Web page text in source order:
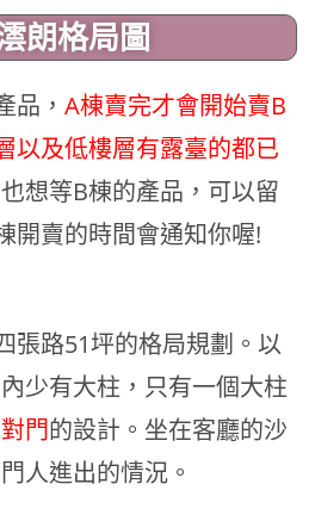
朗格局圖
品， A棟賣完才會開始賣B
以及低樓層有露臺的都已
想等B棟的產品，可以留
開賣的時間會通知你喔!
張路51坪的格局規劃。以
少有大柱，只有一個大柱
門的設計。坐在客廳的沙
人進出的情況。